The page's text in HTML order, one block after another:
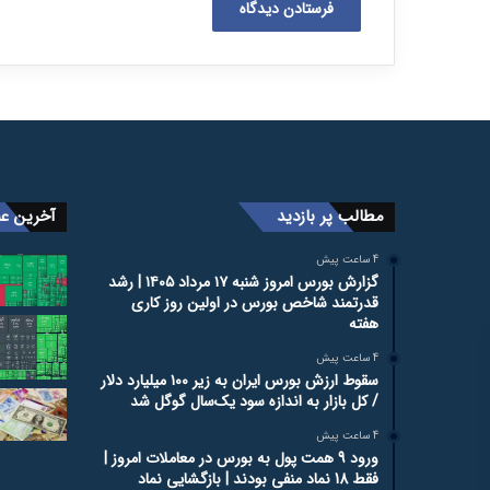
مطالب پر بازدید
4 ساعت پیش
گزارش بورس امروز شنبه ۱۷ مرداد ۱۴۰۵ | رشد
قدرتمند شاخص بورس در اولین روز کاری
هفته
4 ساعت پیش
سقوط ارزش بورس ایران به زیر ۱۰۰ میلیارد دلار
/ کل بازار به اندازه سود یک‌سال گوگل شد
4 ساعت پیش
ورود 9 همت پول به بورس در معاملات امروز |
فقط 18 نماد منفی بودند | بازگشایی نماد
آخرین